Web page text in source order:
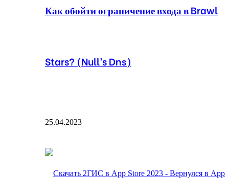
Как обойти ограничение входа в Brawl
Stars? (Null’s Dns)
25.04.2023